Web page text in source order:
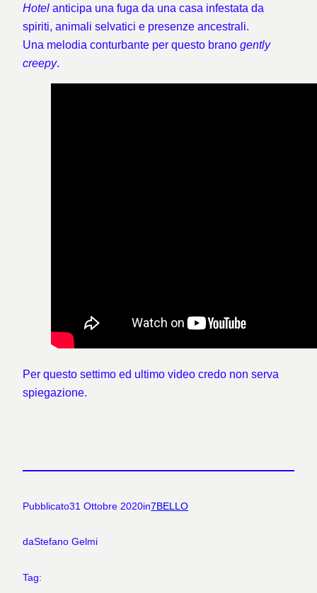
Hotel anticipa una fuga da una casa infestata da
spiriti, animali selvatici e presenze ancestrali.
Una melodia conturbante per questo brano gently
creepy.
Per questo settimo ed ultimo video credo non serva
spiegazione.
Pubblicato31 Ottobre 2020in7BELLO
daStefano Gelmi
Tag: